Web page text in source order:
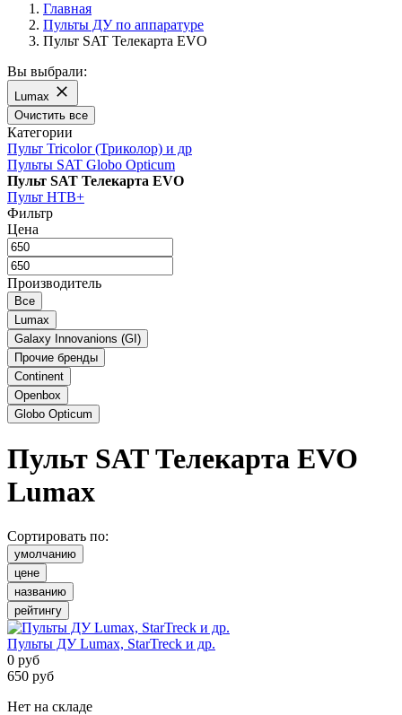
Главная
Пульты ДУ по аппаратуре
Пульт SAT Телекарта EVO
Вы выбрали:
Lumax
Очистить все
Категории
Пульт Tricolor (Триколор) и др
Пульты SAT Globo Opticum
Пульт SAT Телекарта EVO
Пульт НТВ+
Фильтр
Цена
Производитель
Все
Lumax
Galaxy Innovanions (GI)
Прочие бренды
Continent
Openbox
Globo Opticum
Пульт SAT Телекарта EVO
Lumax
Сортировать по:
умолчанию
цене
названию
рейтингу
Пульты ДУ Lumax, StarTreck и др.
0 руб
650 руб
Нет на складе